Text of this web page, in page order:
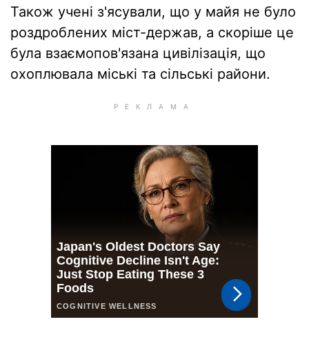
Також учені з'ясували, що у майя не було
роздроблених міст-держав, а скоріше це
була взаємопов'язана цивілізація, що
охоплювала міські та сільські райони.